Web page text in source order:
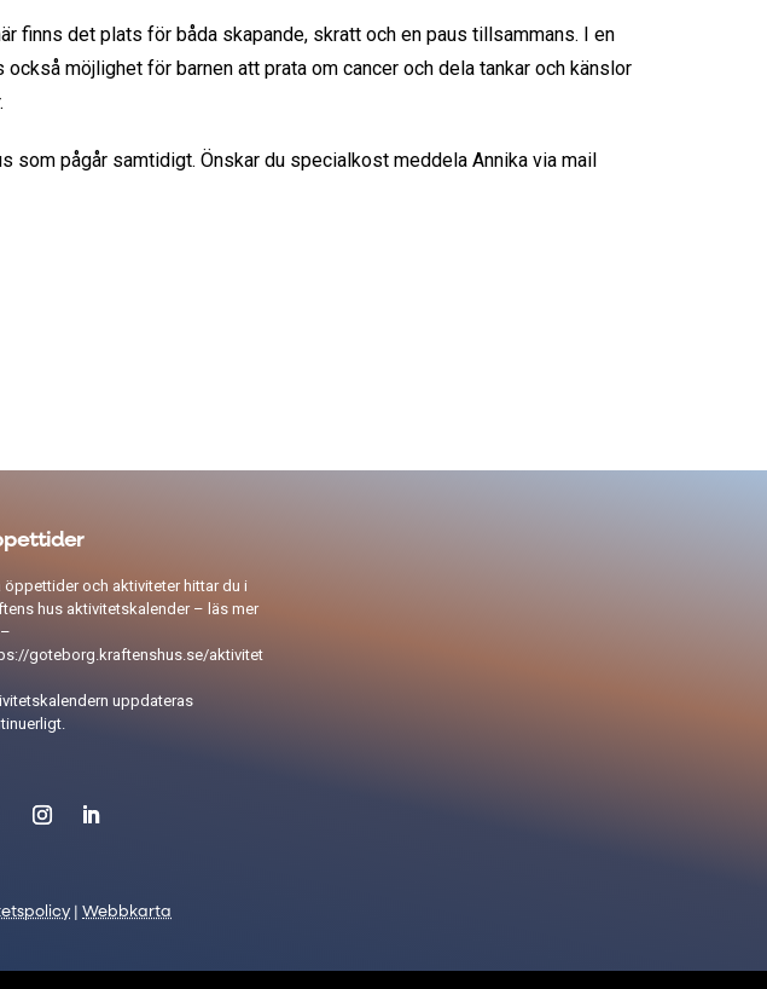
finns det plats för båda skapande, skratt och en paus tillsammans. I en
möjlighet för barnen att prata om cancer och dela tankar och känslor
som pågår samtidigt. Önskar du specialkost meddela Annika via mail
öppettider och aktiviteter hittar du i
hus aktivitetskalender – läs mer
goteborg.kraftenshus.se/aktivitet
uppdateras
Webbkarta